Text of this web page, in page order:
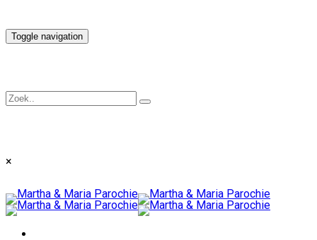
Toggle navigation
×